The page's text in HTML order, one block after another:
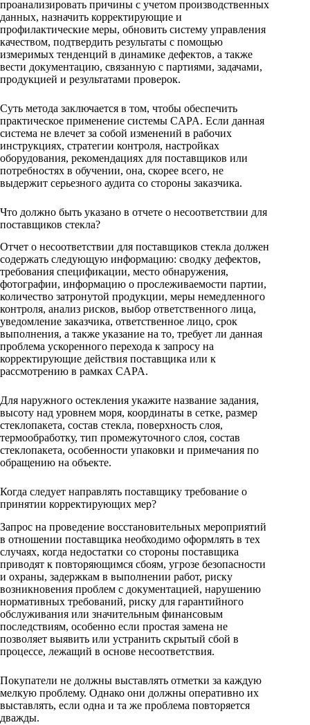
проанализировать причины с учетом производственных
данных, назначить корректирующие и
профилактические меры, обновить систему управления
качеством, подтвердить результаты с помощью
измеримых тенденций в динамике дефектов, а также
вести документацию, связанную с партиями, задачами,
продукцией и результатами проверок.
Суть метода заключается в том, чтобы обеспечить
практическое применение системы CAPA. Если данная
система не влечет за собой изменений в рабочих
инструкциях, стратегии контроля, настройках
оборудования, рекомендациях для поставщиков или
потребностях в обучении, она, скорее всего, не
выдержит серьезного аудита со стороны заказчика.
Что должно быть указано в отчете о несоответствии для
поставщиков стекла?
Отчет о несоответствии для поставщиков стекла должен
содержать следующую информацию: сводку дефектов,
требования спецификации, место обнаружения,
фотографии, информацию о прослеживаемости партии,
количество затронутой продукции, меры немедленного
контроля, анализ рисков, выбор ответственного лица,
уведомление заказчика, ответственное лицо, срок
выполнения, а также указание на то, требует ли данная
проблема ускоренного перехода к запросу на
корректирующие действия поставщика или к
рассмотрению в рамках CAPA.
Для наружного остекления укажите название задания,
высоту над уровнем моря, координаты в сетке, размер
стеклопакета, состав стекла, поверхность слоя,
термообработку, тип промежуточного слоя, состав
стеклопакета, особенности упаковки и примечания по
обращению на объекте.
Когда следует направлять поставщику требование о
принятии корректирующих мер?
Запрос на проведение восстановительных мероприятий
в отношении поставщика необходимо оформлять в тех
случаях, когда недостатки со стороны поставщика
приводят к повторяющимся сбоям, угрозе безопасности
и охраны, задержкам в выполнении работ, риску
возникновения проблем с документацией, нарушению
нормативных требований, риску для гарантийного
обслуживания или значительным финансовым
последствиям, особенно если простая замена не
позволяет выявить или устранить скрытый сбой в
процессе, лежащий в основе несоответствия.
Покупатели не должны выставлять отметки за каждую
мелкую проблему. Однако они должны оперативно их
выставлять, если одна и та же проблема повторяется
дважды.